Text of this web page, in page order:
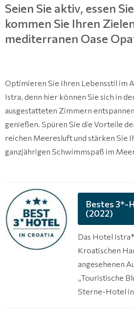
Seien Sie aktiv, essen
kommen Sie Ihren
mediterranen Oase
Optimieren Sie Ihren Lebensstil im
Istra, denn hier können Sie sich in
ausgestatteten Zimmern
genießen. Spüren Sie die Vorteile
reichen Meeresluft und stärken Sie
ganzjährigen Schwimmspaß im
Bestes 3*-
(2022)
Das Hotel
Kroatischen
angesehenen
„Touristische
Sterne-Hotel